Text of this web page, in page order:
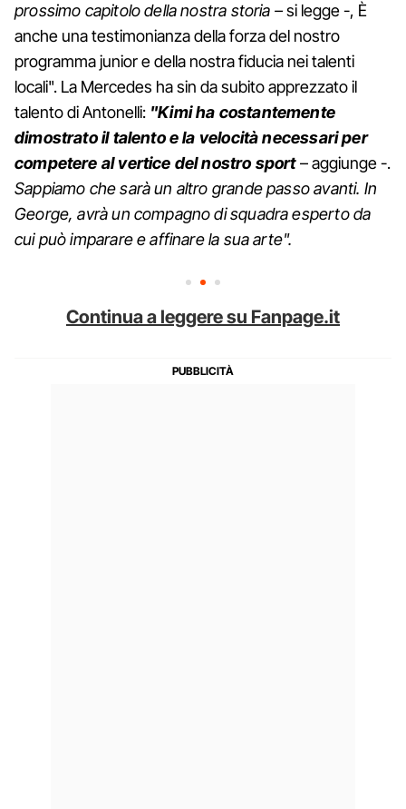
prossimo capitolo della nostra storia –si legge -, È
anche una testimonianza della forza del nostro
programma junior e della nostra fiducia nei talenti
locali". La Mercedes ha sin da subito apprezzato il
talento di Antonelli: "Kimi ha costantemente
dimostrato il talento e la velocità necessari per
competere al vertice del nostro sport – aggiunge -.
Sappiamo che sarà un altro grande passo avanti. In
George, avrà un compagno di squadra esperto da
cui può imparare e affinare la sua arte".
Continua a leggere su Fanpage.it